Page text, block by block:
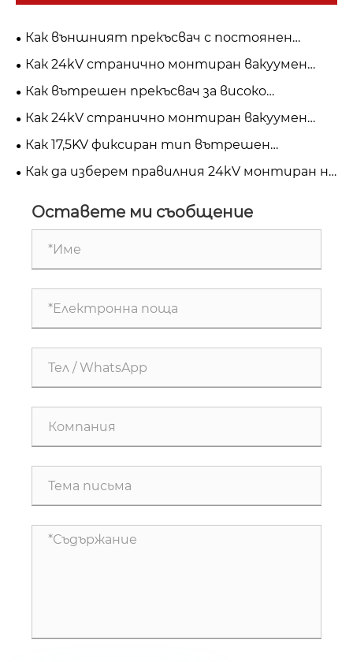
Как външният прекъсвач с постоянен
магнит подобрява надеждността на
разпределението на мощността?
Как 24kV странично монтиран вакуумен
прекъсвач подобрява защитата на
захранването със средно напрежение?
Как вътрешен прекъсвач за високо
напрежение подобрява електрическата
безопасност и надеждност?
Как 24kV странично монтиран вакуумен
прекъсвач подобрява безопасността на
захранващата система със средно
напрежение?
Как 17,5KV фиксиран тип вътрешен
прекъсвач подобрява безопасността на
захранващата система със средно
напрежение?
Как да изберем правилния 24kV монтиран на
надеждно разпределение на мощността?
Оставете ми съобщение